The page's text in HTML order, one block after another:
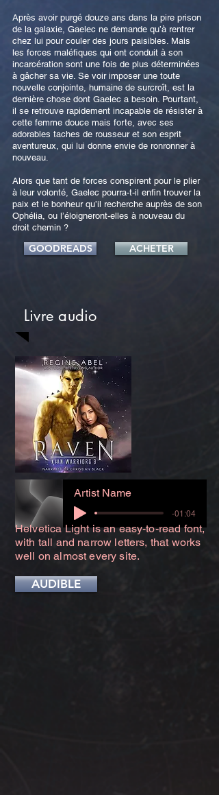
Après avoir purgé douze ans dans la pire prison
de la galaxie, Gaelec ne demande qu’à rentrer
chez lui pour couler des jours paisibles. Mais
les forces maléfiques qui ont conduit à son
incarcération sont une fois de plus déterminées
à gâcher sa vie. Se voir imposer une toute
nouvelle conjointe, humaine de surcroît, est la
dernière chose dont Gaelec a besoin. Pourtant,
il se retrouve rapidement incapable de résister à
cette femme douce mais forte, avec ses
adorables taches de rousseur et son esprit
aventureux, qui lui donne envie de ronronner à
nouveau.
Alors que tant de forces conspirent pour le plier
à leur volonté, Gaelec pourra-t-il enfin trouver la
paix et le bonheur qu’il recherche auprès de son
Ophélia, ou l’éloigneront-elles à nouveau du
droit chemin ?
GOODREADS ACHETER
Livre audio
Artist Name
-01:04
Helvetica Light is an easy-to-read font,
with tall and narrow letters, that works
well on almost every site.
AUDIBLE